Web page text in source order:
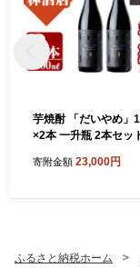
芋焼酎 「だいやめ」
×2本 一升瓶 2本セッ
やめハイボール 焼酎
寄附金額 23,000円
ふるさと納税ホーム